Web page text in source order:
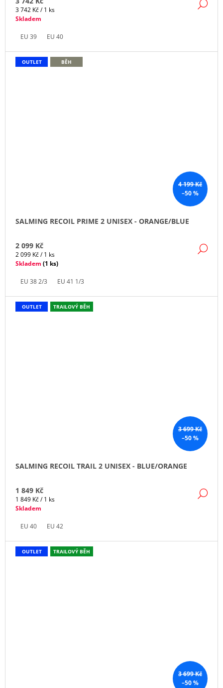
Měrná
cena:
3 742 Kč / 1 ks
Skladem
EU 39 EU 40
4 199 Kč
–50 %
OUTLET BĚH
SALMING RECOIL PRIME 2 UNISEX - ORANGE/BLUE
2 099 Kč
Měrná
cena:
2 099 Kč / 1 ks
Skladem (1 ks)
EU 38 2/3 EU 41 1/3
3 699 Kč
–50 %
OUTLET TRAILOVÝ BĚH
SALMING RECOIL TRAIL 2 UNISEX - BLUE/ORANGE
1 849 Kč
Měrná
cena:
1 849 Kč / 1 ks
Skladem
EU 40 EU 42
3 699 Kč
–50 %
OUTLET TRAILOVÝ BĚH